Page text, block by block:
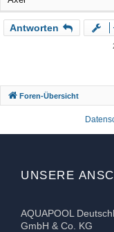
Antworten
Foren-Übersicht
UNSERE
AQUAPOOL
GmbH & Co. KG